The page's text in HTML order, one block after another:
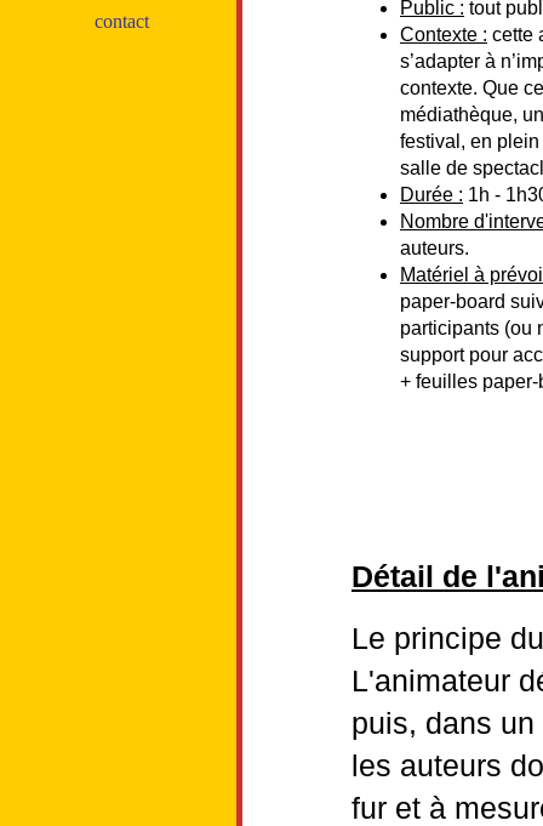
contact
Public : tout
Contexte : cette
s’adapter à
contexte. Que
médiathèque,
festival, en
salle de
Durée : 1h -
Nombre
auteurs.
Matériel à
paper-board
participants (ou
support pour
+ feuilles
Détail de
Le principe
L'animateur
puis, dans
les auteurs
fur et à